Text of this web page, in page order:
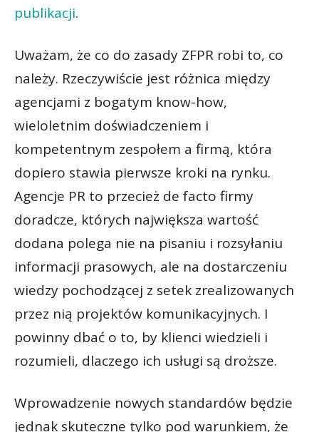
publikacji.
Uważam, że co do zasady ZFPR robi to, co
należy. Rzeczywiście jest różnica między
agencjami z bogatym know-how,
wieloletnim doświadczeniem i
kompetentnym zespołem a firmą, która
dopiero stawia pierwsze kroki na rynku.
Agencje PR to przecież de facto firmy
doradcze, których największa wartość
dodana polega nie na pisaniu i rozsyłaniu
informacji prasowych, ale na dostarczeniu
wiedzy pochodzącej z setek zrealizowanych
przez nią projektów komunikacyjnych. I
powinny dbać o to, by klienci wiedzieli i
rozumieli, dlaczego ich usługi są droższe.
Wprowadzenie nowych standardów będzie
jednak skuteczne tylko pod warunkiem, że